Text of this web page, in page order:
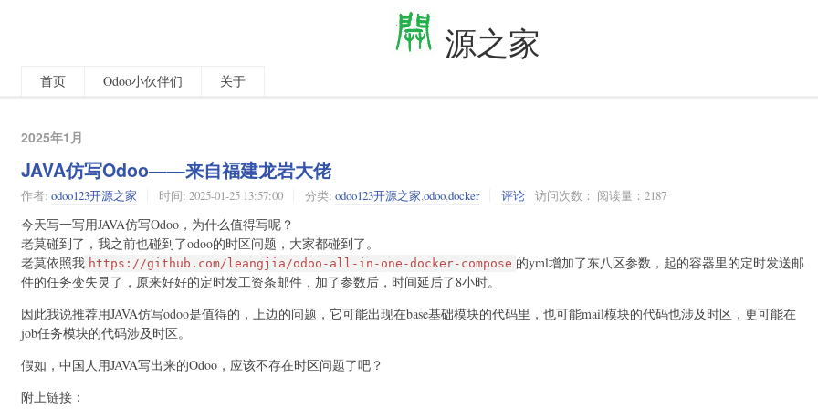
源之家
首页 Odoo小伙伴们 关于
2025年1月
JAVA仿写Odoo——来自福建龙岩大佬
作者:odoo123开源之家 时间:2025-01-25 13:57:00 分类:odoo123开源之家,odoo,docker 评论 访问次数： 阅读量：2187
今天写一写用JAVA仿写Odoo，为什么值得写呢？
老莫碰到了，我之前也碰到了odoo的时区问题，大家都碰到了。
老莫依照我 https://github.com/leangjia/odoo-all-in-one-docker-compose 的yml增加了东八区参数，起的容器里的定时发送邮
件的任务变失灵了，原来好好的定时发工资条邮件，加了参数后，时间延后了8小时。
因此我说推荐用JAVA仿写odoo是值得的，上边的问题，它可能出现在base基础模块的代码里，也可能mail模块的代码也涉及时区，更可能在
job任务模块的代码涉及时区。
假如，中国人用JAVA写出来的Odoo，应该不存在时区问题了吧？
附上链接：